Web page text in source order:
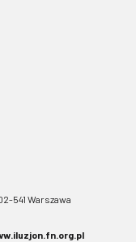
541 Warszawa